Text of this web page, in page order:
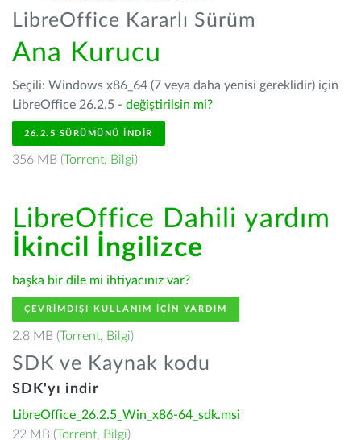
LibreOffice Kararlı Sürüm
Ana Kurucu
Seçili: Windows x86_64 (7 veya daha yenisi gereklidir) için
LibreOffice 26.2.5 - değiştirilsin mi?
26.2.5 SÜRÜMÜNÜ İNDIR
356 MB (Torrent, Bilgi)
LibreOffice Dahili yardım
İkincil İngilizce
başka bir dile mi ihtiyacınız var?
ÇEVRIMDIŞI KULLANIM IÇIN YARDIM
2.8 MB (Torrent, Bilgi)
SDK ve Kaynak kodu
SDK'yı indir
LibreOffice_26.2.5_Win_x86-64_sdk.msi
22 MB (Torrent, Bilgi)